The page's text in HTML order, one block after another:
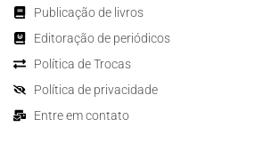
Publicação de livros
Editoração de periódicos
Política de Trocas
Política de privacidade
Entre em contato